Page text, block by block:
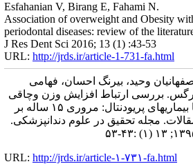
Esfahanian V, Birang E, Fahami N.
Association of overweight and Obesity
periodontal diseases: review of the
J Res Dent Sci 2016; 13 (1) :43-53
URL: http://jrds.ir/article-1-731-fa.html
وحید، بیرنگ احسان، فهامی
بررسی ارتباط افزایش وزن وچاقی
با بیماریهای پریودنتال: مروری ۱۵ ساله بر
مجله تحقیق در علوم دندانپزشکی.
۱۳ (۱) :۴۳-۵۳
URL: http://jrds.ir/article-۱-۷۳۱-fa.html